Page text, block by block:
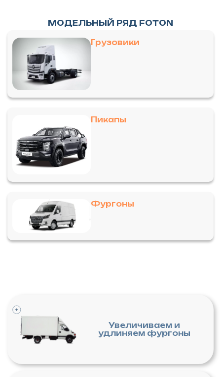
МОДЕЛЬНЫЙ РЯД FOTON
Грузовики
Пикапы
Фургоны
Увеличиваем и
удлиняем фургоны